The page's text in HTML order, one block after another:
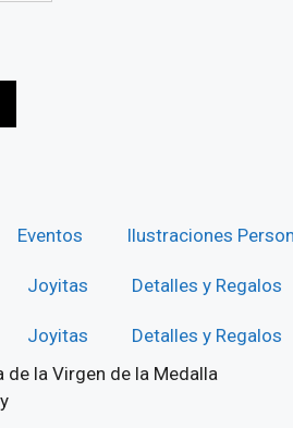
Eventos Ilustraciones
Joyitas Detalles y Regalos
Joyitas
Detalles y Regalos
de la Virgen de la Medalla